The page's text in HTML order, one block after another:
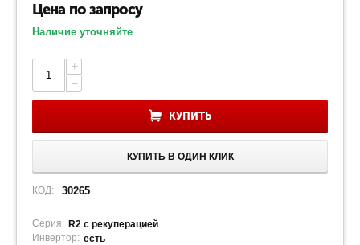
Цена по запросу
Наличие уточняйте
+
−
КУПИТЬ
КУПИТЬ В ОДИН КЛИК
КОД: 30265
Серия: R2 с рекуперацией
Инвертор: есть